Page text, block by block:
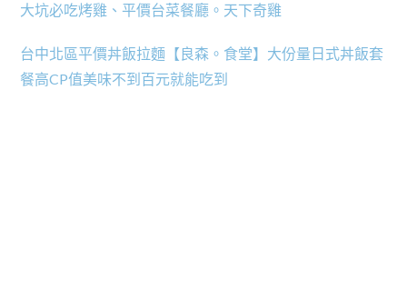
大坑必吃烤雞、平價台菜餐廳。天下奇雞
台中北區平價丼飯拉麵【良森。食堂】大份量日式丼飯套
餐高CP值美味不到百元就能吃到